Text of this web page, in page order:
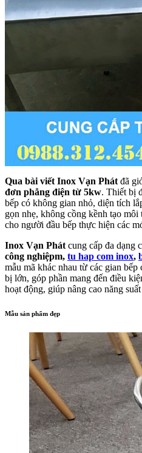
Qua bài viết Inox Vạn Phát đã
đơn phẳng điện từ 5kw. Thiết bị
bếp có không gian nhỏ, diện tích
gọn nhẹ, không cồng kềnh tạo
cho người đầu bếp thực hiện các
Inox Vạn Phát cung cấp đa dạng
công nghiệpm, tu hap com inox,
mẫu mã khác nhau từ các gian
bị lớn, góp phần mang đến điều
hoạt động, giúp nâng cao năng
Mẫu sản phẩm đẹp